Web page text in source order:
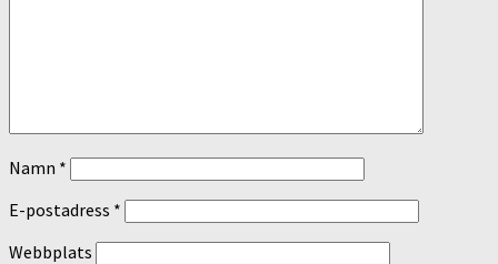
Namn *
E-postadress *
Webbplats